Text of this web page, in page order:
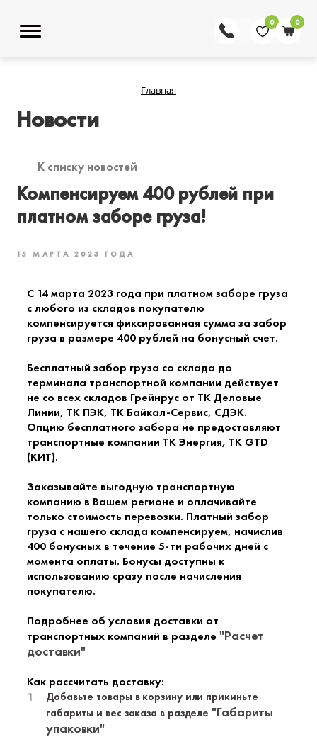
0 0
Главная
Новости
К списку новостей
Компенсируем 400 рублей при
платном заборе груза!
15 МАРТА 2023 ГОДА
С 14 марта 2023 года при платном заборе груза
с любого из складов покупателю
компенсируется фиксированная сумма за забор
груза в размере 400 рублей на бонусный счет.
Бесплатный забор груза со склада до
терминала транспортной компании действует
не со всех складов Грейнрус от ТК Деловые
Линии, ТК ПЭК, ТК Байкал-Сервис, СДЭК.
Опцию бесплатного забора не предоставляют
транспортные компании ТК Энергия, ТК GTD
(КИТ).
Заказывайте выгодную транспортную
компанию в Вашем регионе и оплачивайте
только стоимость перевозки. Платный забор
груза с нашего склада компенсируем, начислив
400 бонусных в течение 5-ти рабочих дней с
момента оплаты. Бонусы доступны к
использованию сразу после начисления
покупателю.
Подробнее об условия доставки от
транспортных компаний в разделе "Расчет
доставки"
Как рассчитать доставку:
Добавьте товары в корзину или прикиньте
габариты и вес заказа в разделе"Габариты
упаковки"